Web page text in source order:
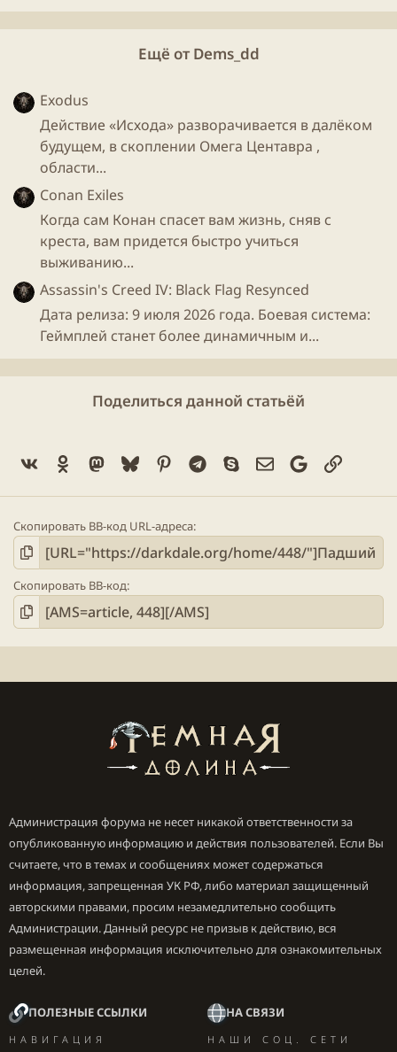
Ещё от Dems_dd
Exodus
Действие «Исхода» разворачивается в далёком
будущем, в скоплении Омега Центавра ,
области...
Conan Exiles
Когда сам Конан спасет вам жизнь, сняв с
креста, вам придется быстро учиться
выживанию...
Assassin's Creed IV: Black Flag Resynced
Дата релиза: 9 июля 2026 года. Боевая система:
Геймплей станет более динамичным и...
Поделиться данной статьёй
Vk Ok Mastodon
BlueskyPinterestTelegram
SkypeЭлектронная
GoogleСсылка
Скопировать BB-код URL-адреса
Скопировать BB-код
Администрация форума не несет никакой ответственности за
опубликованную информацию и действия пользователей. Если Вы
считаете, что в темах и сообщениях может содержаться
информация, запрещенная УК РФ, либо материал защищенный
авторскими правами, просим незамедлительно сообщить
Администрации. Данный ресурс не призыв к действию, вся
размещенная информация исключительно для ознакомительных
целей.
ПОЛЕЗНЫЕ ССЫЛКИ
НАВИГАЦИЯ
НА СВЯЗИ
НАШИ СОЦ. СЕТИ